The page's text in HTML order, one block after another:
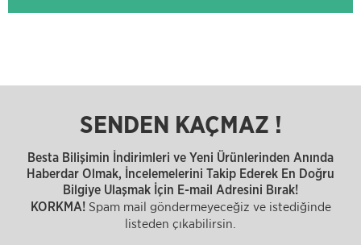
SENDEN KAÇMAZ !
Besta Bilişimin İndirimleri ve Yeni Ürünlerinden Anında
Haberdar Olmak, İncelemelerini Takip Ederek En Doğru
Bilgiye Ulaşmak İçin E-mail Adresini Bırak!
KORKMA! Spam mail göndermeyeceğiz ve istediğinde
listeden çıkabilirsin.